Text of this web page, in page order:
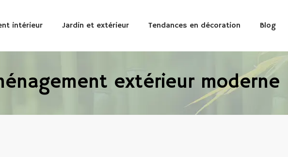
intérieur Jardin et extérieur Tendances en décoration Blog
extérieur moderne